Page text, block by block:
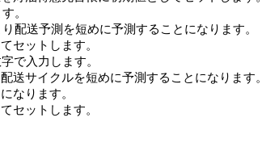
。
配送予測を短めに予測することになります。
セットします。
で入力します。
送サイクルを短めに予測することになります。
なります。
セットします。